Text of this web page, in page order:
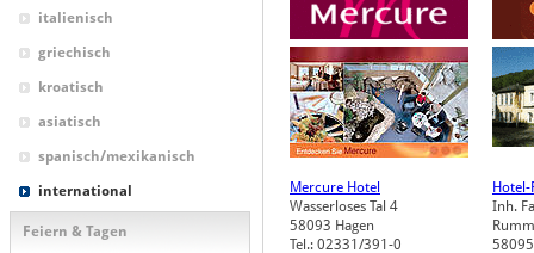
italienisch
griechisch
kroatisch
asiatisch
spanisch/mexikanisch
international
Feiern & Tagen
Mercure Hotel
Wasserloses Tal 4
58093 Hagen
Tel.: 02331/391-0
Inh.
58095